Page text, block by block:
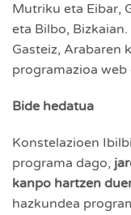
Mutriku eta Eibar,
eta Bilbo,
Gasteiz, Arabaren
programazioa web
Bide hedatua
Konstelazioen
programa dago,
kanpo hartzen
hazkundea